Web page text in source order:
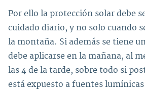
Por ello la protección solar debe
cuidado diario, y no solo cuando
la montaña. Si además se tiene
debe aplicarse en la mañana, al
las 4 de la tarde, sobre todo si
está expuesto a fuentes